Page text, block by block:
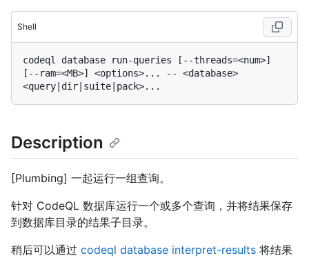
Shell
codeql database run-queries [--threads=<num>]
[--ram=<MB>] <options>... -- <database>
Description
[Plumbing] 一起运行一组查询。
针对 CodeQL 数据库运行一个或多个查询，并将结果保存
到数据库目录的结果子目录。
稍后可以通过 codeql database interpret-results 将结果